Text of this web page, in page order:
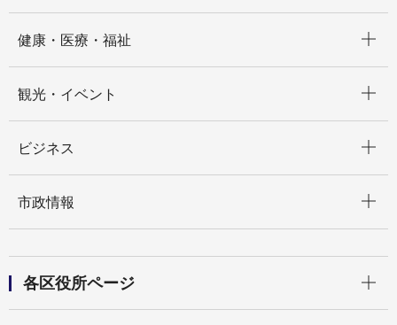
健康・医療・福祉
観光・イベント
ビジネス
市政情報
各区役所ページ